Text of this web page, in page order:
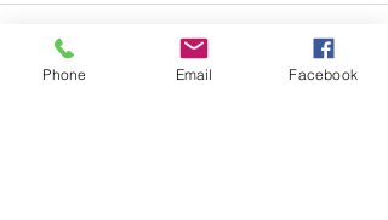
Phone Email Facebook